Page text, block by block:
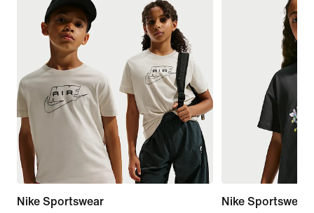
Nike Sportswear
Nike Sportswear